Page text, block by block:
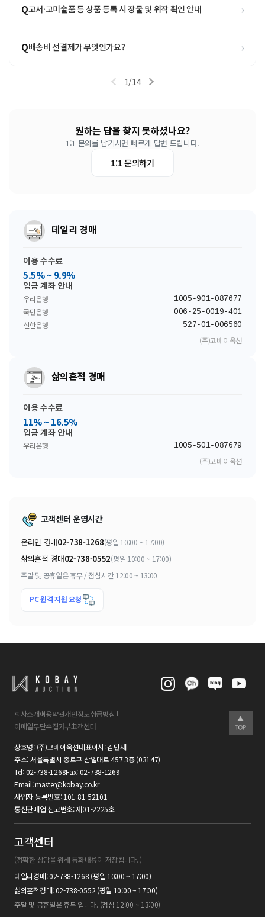
Q고서·고미술품 등 상품 등록 시 장물 및 위작 확인 안내 ›
Q배송비 선결제가 무엇인가요? ›
1/14
원하는 답을 찾지 못하셨나요?
1:1 문의를 남기시면 빠르게 답변 드립니다.
1:1 문의하기
데일리 경매
이용 수수료
5.5% ~ 9.9%
입금 계좌 안내
우리은행 1005-901-087677
국민은행 006-25-0019-401
신한은행 527-01-006560
(주)코베이옥션
삶의흔적 경매
이용 수수료
11% ~ 16.5%
입금 계좌 안내
우리은행 1005-501-087679
(주)코베이옥션
고객센터 운영시간
온라인 경매02-738-1268(평일 10:00 ~ 17:00)
삶의흔적 경매02-738-0552(평일 10:00 ~ 17:00)
주말 및 공휴일은 휴무 / 점심시간 12:00 ~ 13:00
PC 원격 지원 요청
회사소개이용약관개인정보취급방침
이메일무단수집거부고객센터
상호명: (주)코베이옥션대표이사:김민재
주소:서울특별시 종로구 삼일대로 457 3층 (03147)
Tel:02-738-1268Fax:02-738-1269
Email:master@kobay.co.kr
사업자 등록번호:101-81-52101
통신판매업 신고번호:제01-2225호
고객센터
(정확한 상담을 위해 통화내용이 저장됩니다. )
데일리경매: 02-738-1268 (평일 10:00 ~ 17:00)
삶의흔적경매: 02-738-0552 (평일 10:00 ~ 17:00)
주말 및 공휴일은 휴무 입니다. (점심 12:00 ~ 13:00)